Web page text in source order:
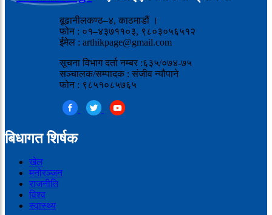
बूढानीलकण्ठ–४, काठमाडौं ।
फोन : ०१–४३७११०३, ९८०३०५६५१२
ईमेल : arthikpage@gmail.com
सूचना विभाग दर्ता नम्बर :६३५/०७४-७५
सञ्चालक/सम्पादक : संजीव न्यौपाने
फोन : ९८५१०८५७६५
बिधागत शिर्षक
खेल
मनोरञ्जन
राजनीति
विश्व
स्वास्थ्य